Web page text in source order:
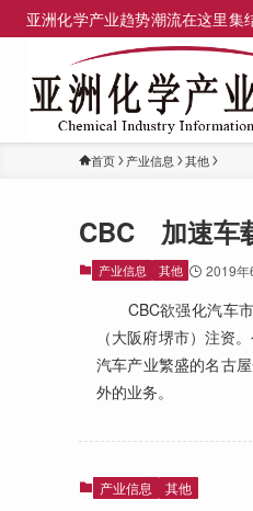
亚洲化学产业趋势潮流在这里集
首页 产业信息 其他
CBC 加速车
产业信息 其他 2019年
CBC欲强化汽车市
（大阪府堺市）注资
汽车产业繁盛的名古
外的业务。
产业信息 其他